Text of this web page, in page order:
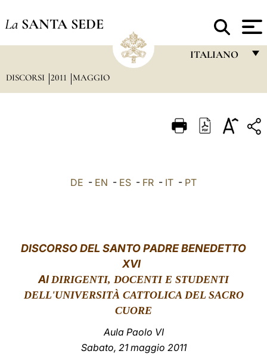
La SANTA SEDE
ITALIANO
ITALIANO
LATINE
DISCORSI 2011 MAGGIO
DE - EN - ES - FR - IT - PT
DISCORSODEL SANTO PADRE BENEDETTO
XVI
AI DIRIGENTI, DOCENTI E STUDENTI
DELL'UNIVERSITÀ CATTOLICA DEL SACRO
CUORE
Aula Paolo VI
Sabato, 21 maggio 2011